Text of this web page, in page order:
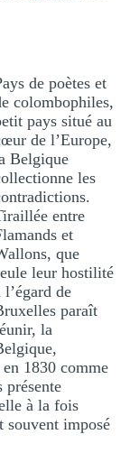
de poètes et
colombophiles,
pays situé au
de l’Europe,
Belgique
les
entre
et
que
leur hostilité
l’égard de
paraît
la
1830 comme
présente
à la fois
souvent imposé